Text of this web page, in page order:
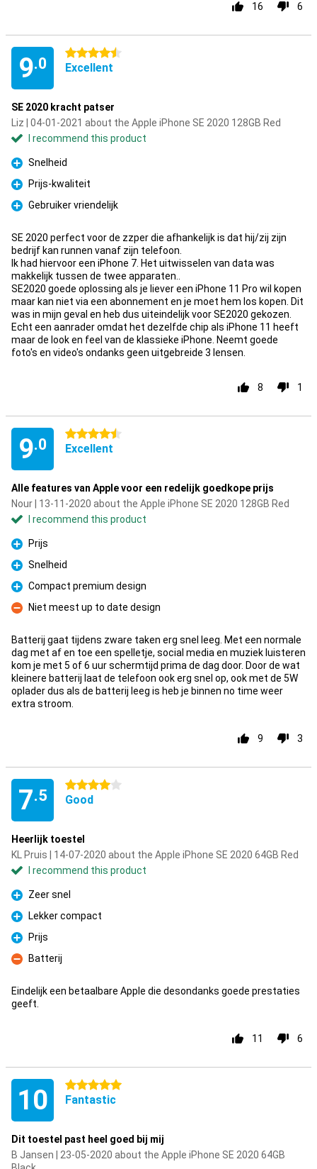
16 6
9.0
4.5 stars
Excellent
SE 2020 kracht patser
Liz | 04-01-2021 about the Apple iPhone SE 2020 128GB Red
I recommend this product
Pro
Snelheid
Pro
Prijs-kwaliteit
Pro
Gebruiker vriendelijk
SE 2020 perfect voor de zzper die afhankelijk is dat hij/zij zijn
bedrijf kan runnen vanaf zijn telefoon.
Ik had hiervoor een iPhone 7. Het uitwisselen van data was
makkelijk tussen de twee apparaten..
SE2020 goede oplossing als je liever een iPhone 11 Pro wil kopen
maar kan niet via een abonnement en je moet hem los kopen. Dit
was in mijn geval en heb dus uiteindelijk voor SE2020 gekozen.
Echt een aanrader omdat het dezelfde chip als iPhone 11 heeft
maar de look en feel van de klassieke iPhone. Neemt goede
foto's en video's ondanks geen uitgebreide 3 lensen.
8 1
9.0
4.5 stars
Excellent
Alle features van Apple voor een redelijk goedkope prijs
Nour | 13-11-2020 about the Apple iPhone SE 2020 128GB Red
I recommend this product
Pro
Prijs
Pro
Snelheid
Pro
Compact premium design
Con
Niet meest up to date design
Batterij gaat tijdens zware taken erg snel leeg. Met een normale
dag met af en toe een spelletje, social media en muziek luisteren
kom je met 5 of 6 uur schermtijd prima de dag door. Door de wat
kleinere batterij laat de telefoon ook erg snel op, ook met de 5W
oplader dus als de batterij leeg is heb je binnen no time weer
extra stroom.
9 3
7.5
4 stars
Good
Heerlijk toestel
KL Pruis | 14-07-2020 about the Apple iPhone SE 2020 64GB Red
I recommend this product
Pro
Zeer snel
Pro
Lekker compact
Pro
Prijs
Con
Batterij
Eindelijk een betaalbare Apple die desondanks goede prestaties
geeft.
11 6
10 5 stars
Fantastic
Dit toestel past heel goed bij mij
B Jansen | 23-05-2020 about the Apple iPhone SE 2020 64GB